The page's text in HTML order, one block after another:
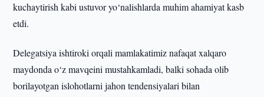
kuchaytirish kabi ustuvor yo‘nalishlarda muhim ahamiyat kasb
etdi.
Delegatsiya ishtiroki orqali mamlakatimiz nafaqat xalqaro
maydonda o‘z mavqeini mustahkamladi, balki sohada olib
borilayotgan islohotlarni jahon tendensiyalari bilan